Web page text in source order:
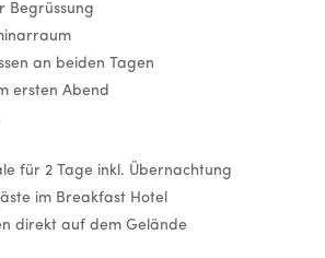
Begrüssung
an beiden Tagen
ersten Abend
für 2 Tage inkl. Übernachtung
im Breakfast Hotel
direkt auf dem Gelände